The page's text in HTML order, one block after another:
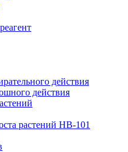
действия
действия
растений HB-101